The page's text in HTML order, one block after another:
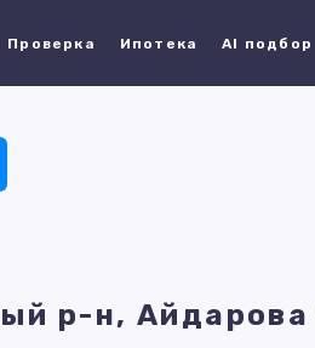
Проверка Ипотека AI подбор
р-н, Айдарова